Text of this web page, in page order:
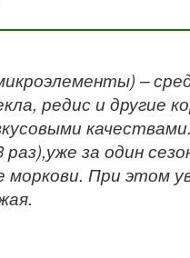
–
редис и другие
за один
При этом